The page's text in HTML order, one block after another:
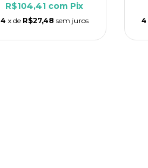
R$104,41 com Pix
4 x de R$27,48 sem juros 4